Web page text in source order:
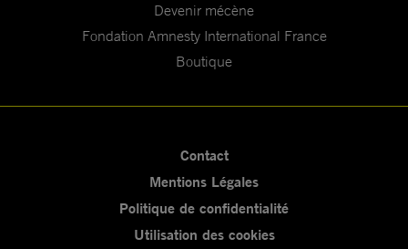
Devenir mécène
Fondation Amnesty International France
Boutique
Contact
Mentions Légales
Politique de confidentialité
Utilisation des cookies